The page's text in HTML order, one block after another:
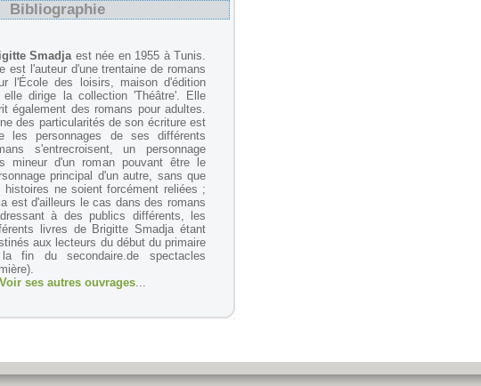
Bibliographie
Smadjaest née en 1955 à Tunis.
est l'auteur d'une trentaine de romans
l'École des loisirs, maison d'édition
elle dirige la collection 'Théâtre'. Elle
également des romans pour adultes.
des particularités de son écriture est
les personnages de ses différents
s'entrecroisent, un personnage
mineur d'un roman pouvant être le
principal d'un autre, sans que
histoires ne soient forcément reliées ;
est d'ailleurs le cas dans des romans
à des publics différents, les
livres de Brigitte Smadja étant
aux lecteurs du début du primaire
fin du secondaire.de spectacles
Voir ses autres ouvrages...